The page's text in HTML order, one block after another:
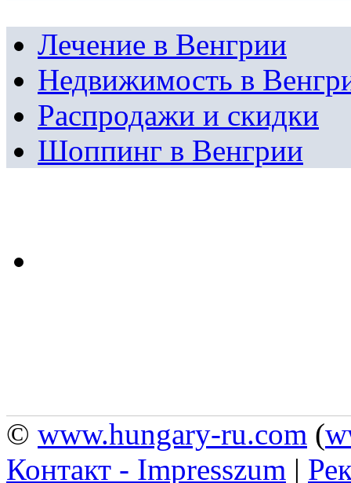
Лечение в Венгрии
Недвижимость в
Распродажи и скидки
Шоппинг в Венгрии
© www.hungary-ru.com (
Контакт - Impresszum |